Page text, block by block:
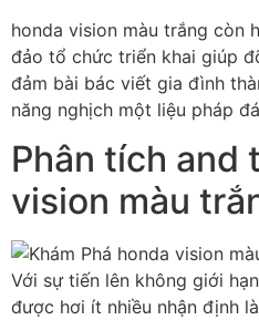
honda vision màu trắng còn
đảo tổ chức triển khai giúp
đảm bài bác viết gia đình
năng nghịch một liệu pháp
Phân tích and
vision màu
Với sự tiến lên không giới
được hơi ít nhiều nhận định